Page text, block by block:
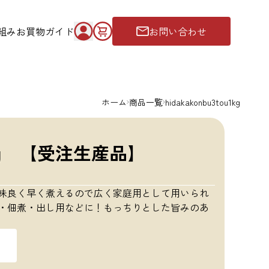
みお買物ガイド お問い合わせ
ホーム 商品一覧 hidakakonbu3tou1kg
【受注生産品】
良く早く煮えるので広く家庭用として用いられ
佃煮・出し用などに！もっちりとした旨みのあ